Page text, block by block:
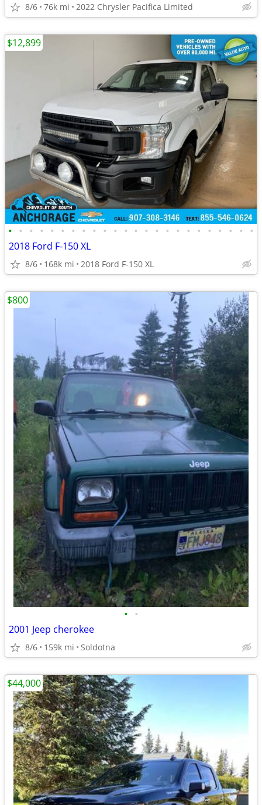
8/6 76k mi 2022 Chrysler Pacifica Limited
• • • • • • • • • • • • • • • • • • • • • • • •
2018 Ford F-150 XL
8/6 168k mi 2018 Ford F-150 XL
$12,899
• •
2001 Jeep cherokee
8/6 159k mi Soldotna
$800
$44,000